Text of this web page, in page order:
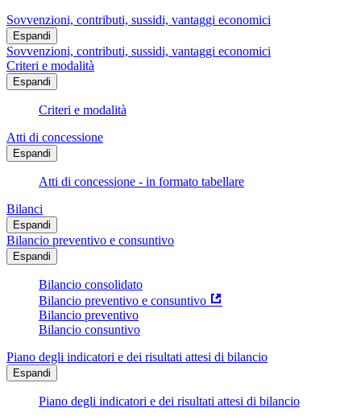
Sovvenzioni, contributi, sussidi, vantaggi economici
Espandi
Sovvenzioni, contributi, sussidi, vantaggi economici
Criteri e modalità
Espandi
Criteri e modalità
Atti di concessione
Espandi
Atti di concessione - in formato tabellare
Bilanci
Espandi
Bilancio preventivo e consuntivo
Espandi
Bilancio consolidato
Bilancio preventivo e consuntivo
Bilancio preventivo
Bilancio consuntivo
Piano degli indicatori e dei risultati attesi di bilancio
Espandi
Piano degli indicatori e dei risultati attesi di bilancio